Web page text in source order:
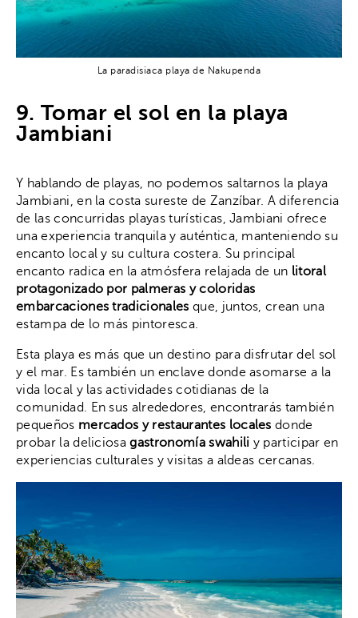
La paradisiaca playa de Nakupenda
9. Tomar el sol en la playa
Jambiani
Y hablando de playas, no podemos saltarnos la playa
Jambiani, en la costa sureste de Zanzíbar. A diferencia
de las concurridas playas turísticas, Jambiani ofrece
una experiencia tranquila y auténtica, manteniendo su
encanto local y su cultura costera. Su principal
encanto radica en la atmósfera relajada de un litoral
protagonizado por palmeras y coloridas
embarcaciones tradicionales que, juntos, crean una
estampa de lo más pintoresca.
Esta playa es más que un destino para disfrutar del sol
y el mar. Es también un enclave donde asomarse a la
vida local y las actividades cotidianas de la
comunidad. En sus alrededores, encontrarás también
pequeños mercados y restaurantes locales donde
probar la deliciosagastronomía swahili y participar en
experiencias culturales y visitas a aldeas cercanas.